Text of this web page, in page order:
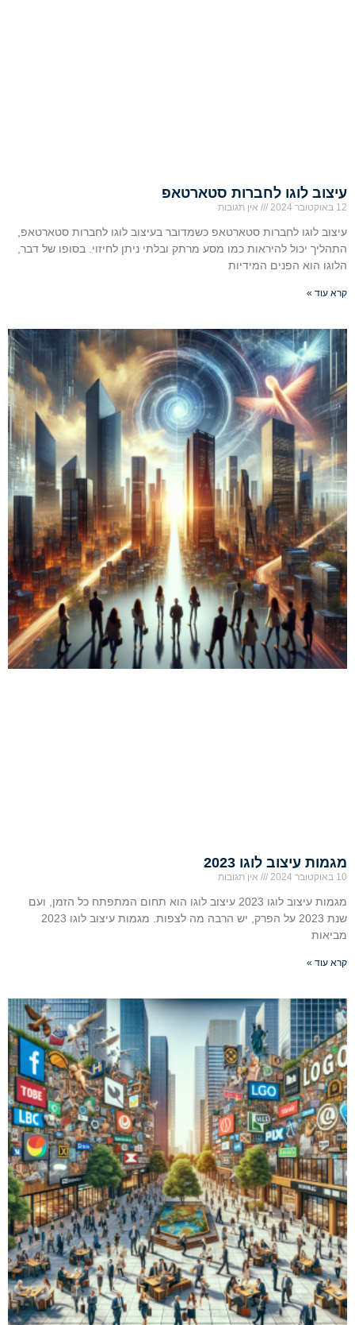
עיצוב לוגו לחברות סטארטאפ
12 באוקטובר 2024 אין תגובות
עיצוב לוגו לחברות סטארטאפ כשמדובר בעיצוב לוגו לחברות סטארטאפ,
התהליך יכול להיראות כמו מסע מרתק ובלתי ניתן לחיזוי. בסופו של דבר,
הלוגו הוא הפנים המידיות
קרא עוד »
מגמות עיצוב לוגו 2023
10 באוקטובר 2024 אין תגובות
מגמות עיצוב לוגו 2023 עיצוב לוגו הוא תחום המתפתח כל הזמן, ועם
שנת 2023 על הפרק, יש הרבה מה לצפות. מגמות עיצוב לוגו 2023
מביאות
קרא עוד »